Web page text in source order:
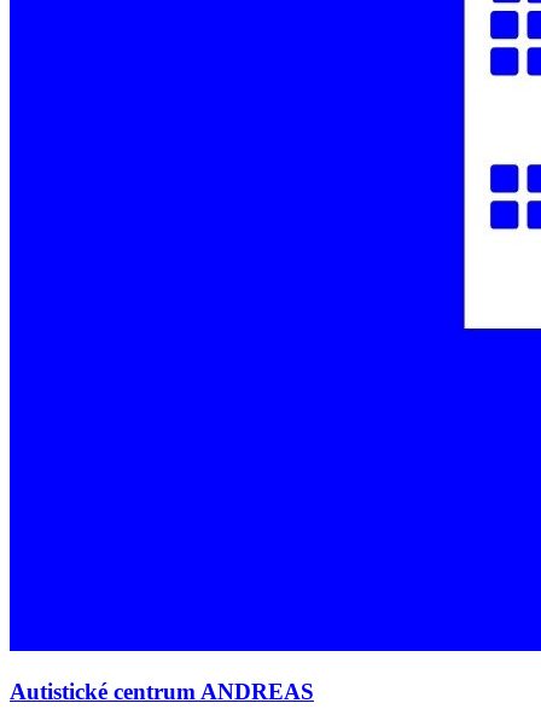
Autistické centrum ANDREAS